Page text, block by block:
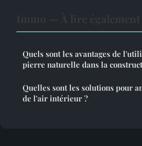
Quels sont les avantages de
pierre naturelle dans la
Quelles sont les solutions pour
de l'air intérieur ?